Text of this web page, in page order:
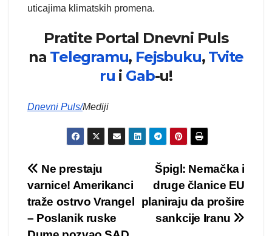
uticajima klimatskih promena.
Pratite Portal Dnevni Puls
na Telegramu, Fejsbuku,Tvite
ru i Gab-u!
Dnevni Puls/Mediji
Kretanje
članka
Špigl: Nemačka i
druge članice EU
planiraju da prošire
sankcije Iranu
Ne prestaju
varnice! Amerikanci
traže ostrvo Vrangel
– Poslanik ruske